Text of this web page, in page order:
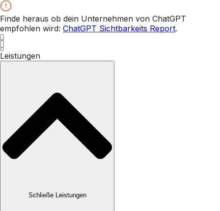
Zum
Inhalt
wechseln
Finde heraus ob dein Unternehmen von ChatGPT
empfohlen wird: ChatGPT Sichtbarkeits Report.
Leistungen
Schließe Leistungen